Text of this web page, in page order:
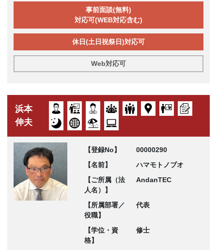
事前面談(無料)
対応可(WEB対応含む)
休日(土日祝祭日)対応可
Web対応可
浜本
伸夫
【登録No】
00000290
【名前】
ハマモトノブオ
【ご所属（法
人名）】
AndanTEC
【所属部署／
役職】
代表
【学位・資
格】
修士